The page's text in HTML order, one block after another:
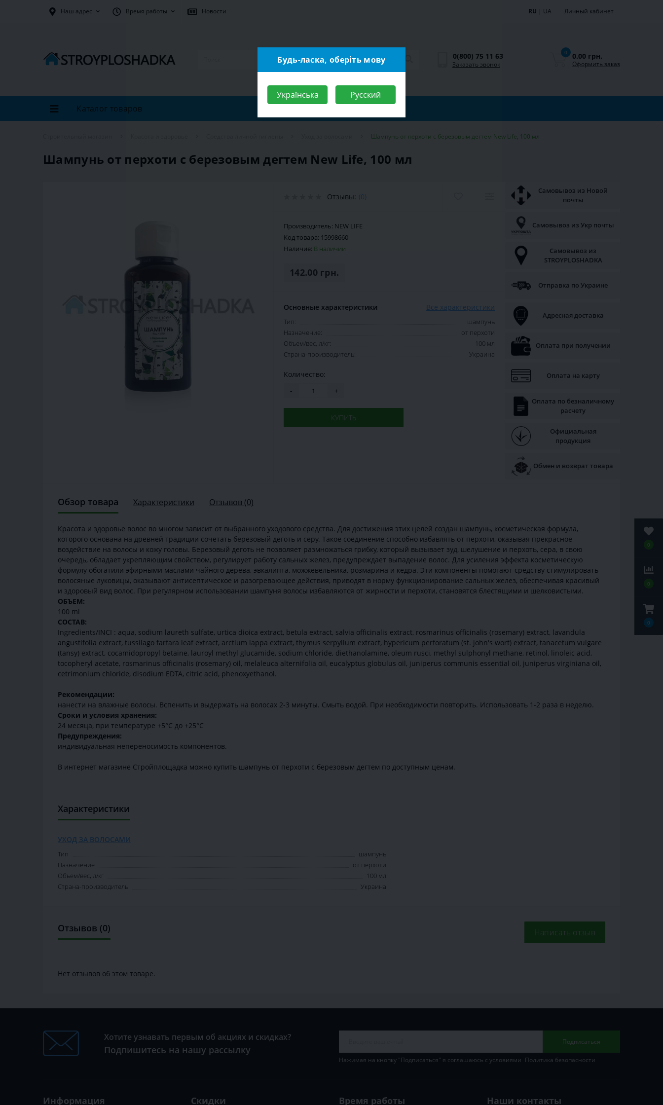
0
0
0
Наш адрес Время работы Новости RU | UA Личный кабинет
0(800) 75 11 63
Заказать звонок
0 0.00 грн.
Оформить заказ
Каталог товаров
Шампунь от перхоти с березовым дегтем New Life, 100 мл
Шампунь от перхоти с березовым дегтем New Life, 100 мл
Отзывы: (0)
Производитель: NEW LIFE
Код товара: 15998660
Наличие: В наличии
142.00 грн.
Основные характеристики Все характеристики
Тип:
шампунь
Назначение:
от перхоти
Объем/вес, л/кг:
100 мл
Страна-производитель:
Украина
Количество:
- +
КУПИТЬ
Самовывоз из Новой
почты
Самовывоз из Укр почты
Самовывоз из
STROYPLOSHADKA
Отправка по Украине
Адресная доставка
Оплата при получении
Оплата на карту
Оплата по безналичному
расчету
Официальная
продукция
Обмен и возврат товара
Обзор товара Характеристики Отзывов (0)
Красота и здоровье волос во многом зависит от выбранного уходового средства. Для достижения этих целей создан шампунь, косметическая формула,
которого основана на древней традиции сочетать березовый деготь и серу. Такое соединение способно избавлять от перхоти, оказывая прекрасное
воздействие на волосы и кожу головы. Березовый деготь не позволяет размножаться грибку, который вызывает зуд, шелушение и перхоть, сера, в свою
очередь, обладает укрепляющим свойством, регулирует работу сальных желез, предупреждает выпадение волос. Для усиления эффекта косметическую
формулу обогатили эфирными маслами чайного дерева, эвкалипта, можжевельника, розмарина и кедра. Эти компоненты помогают средству стимулировать
волосяные луковицы, оказывают антисептическое и разогревающее действия, приводят в норму функционирование сальных желез, обеспечивая красивый
и здоровый вид волос. При регулярном использовании шампуня волосы избавляются от жирности и перхоти, становятся блестящими и шелковистыми.
ОБЪЕМ:
100 ml
СОСТАВ:
Ingredients/INCI : aqua, sodium laureth sulfate, urtica dioica extract, betula extract, salvia officinalis extract, rosmarinus officinalis (rosemary) extract, lavandula
angustifolia extract, tussilago farfara leaf extract, arctium lappa extract, thymus serpyllum extract, hypericum perforatum (st. john's wort) extract, tanacetum vulgare
(tansy) extract, сocamidopropyl betaine, lauroyl methyl glucamide, sodium chloride, diethanolamine, oleum rusci, methyl sulphonyl methane, retinol, linoleic acid,
tocopheryl acetate, rosmarinus officinalis (rosemary) oil, melaleuca alternifolia oil, eucalyptus globulus oil, juniperus communis essential oil, juniperus virginiana oil,
cetrimonium chloride, disodium EDTA, citric acid, phenoxyethanol.
Рекомендации:
нанести на влажные волосы. Вспенить и выдержать на волосах 2-3 минуты. Смыть водой. При необходимости повторить. Использовать 1-2 раза в неделю.
Сроки и условия хранения:
24 месяца, при температуре +5°С до +25°C
Предупреждения:
индивидуальная непереносимость компонентов.
В интернет магазине Стройплощадка можно купить шампунь от перхоти с березовым дегтем по доступным ценам.
Характеристики
УХОД ЗА ВОЛОСАМИ
Тип
шампунь
Назначение
от перхоти
Объем/вес, л/кг
100 мл
Страна-производитель
Украина
Отзывов (0) Написать отзыв
Нет отзывов об этом товаре.
Хотите узнавать первым об акциях и скидках?
Подпишитесь на нашу рассылку
Подписаться
Нажимая на кнопку "Подписаться" я соглашаюсь с условиями Политика безопасности
Информация Скидки Время работы Наши контакты
Будь-ласка, оберіть мову
Українська Русский